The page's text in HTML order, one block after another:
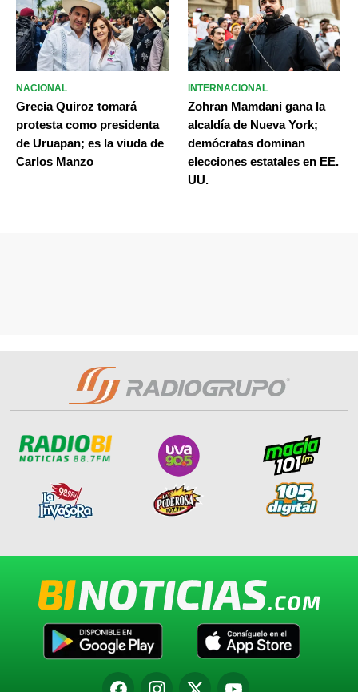
NACIONAL
Grecia Quiroz tomará
protesta como presidenta
de Uruapan; es la viuda de
Carlos Manzo
INTERNACIONAL
Zohran Mamdani gana la
alcaldía de Nueva York;
demócratas dominan
elecciones estatales en EE.
UU.